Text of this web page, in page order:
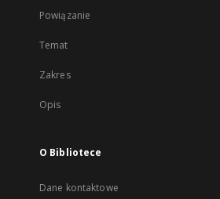
Powiązanie
Temat
Zakres
Opis
O Bibliotece
Dane kontaktowe